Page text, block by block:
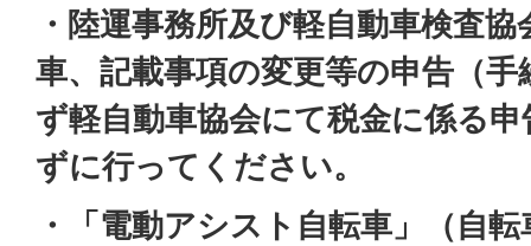
・陸運事務所及び軽自動車検査
車、記載事項の変更等の申告（
ず軽自動車協会にて税金に係る
ずに行ってください。
・「電動アシスト自転車」（自